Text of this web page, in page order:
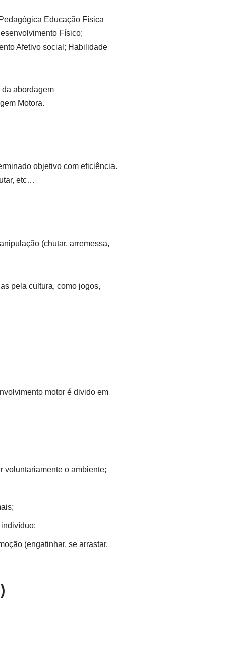
Educação Física
Físico;
Afetivo social; Habilidade
abordagem
Motora.
objetivo com eficiência.
etc…
(chutar, arremessa,
pela cultura, como jogos,
motor é divido em
voluntariamente o ambiente;
(engatinhar, se arrastar,